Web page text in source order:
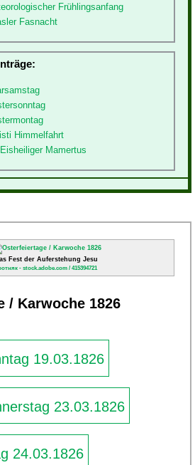
Frühlingsanfang
Fasnacht
Himmelfahrt
Mamertus
Fest der Auferstehung Jesu
- stock.adobe.com / 415394721
/ Karwoche 1826
19.03.1826
23.03.1826
24.03.1826